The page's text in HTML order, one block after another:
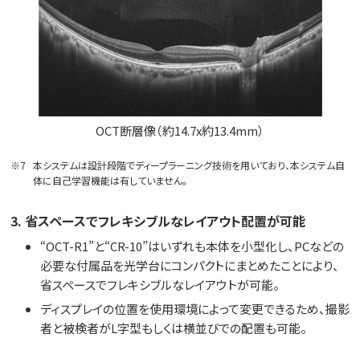
OCT断層像（約14.7x約13.4mm）
※7 本システムは設計段階でディープラーニング技術を用いており、本システム自
体に自己学習機能は有していません。
3. 省スペースでフレキシブルなレイアウト配置が可能
“OCT-R1”と“CR-10”はいずれも本体を小型化し、PCなどの
必要な付属品を光学台にコンパクトにまとめたことにより、
省スペースでフレキシブルなレイアウトが可能。
ディスプレイの位置を使用環境によって変更できるため、撮影
者と被検者がL字型もしくは横並びでの配置も可能。